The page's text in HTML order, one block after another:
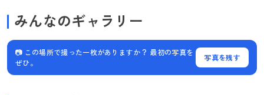
みんなのギャラリー
📷 この場所で撮った一枚がありますか？ 最初の写真を
ぜひ。
写真を残す